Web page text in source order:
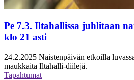
Pe 7.3. Iltahallissa juhlitaan
klo 21 asti
24.2.2025 Naistenpäivän etkoilla
maukkaita Iltahalli-diilejä.
Tapahtumat